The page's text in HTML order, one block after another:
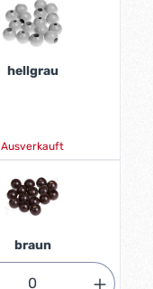
hellgrau
Ausverkauft
braun